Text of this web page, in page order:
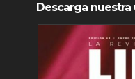
Descarga